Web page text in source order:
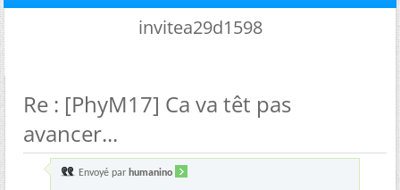
invitea29d1598
Re : [PhyM17] Ca va têt pas
avancer...
Envoyé par humanino